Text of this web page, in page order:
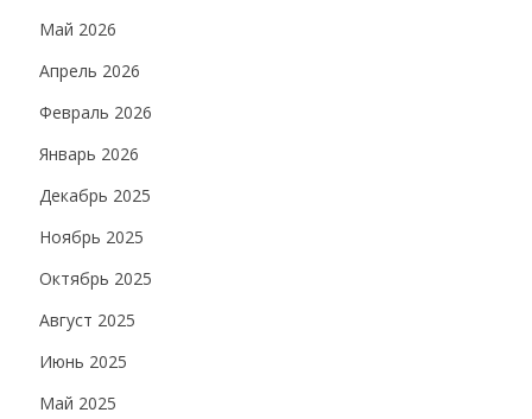
Май 2026
Апрель 2026
Февраль 2026
Январь 2026
Декабрь 2025
Ноябрь 2025
Октябрь 2025
Август 2025
Июнь 2025
Май 2025